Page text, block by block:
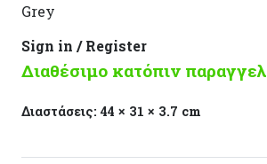
Grey
Sign in / Register
Διαθέσιμο κατόπιν
Διαστάσεις:44 × 31 × 3.7 cm